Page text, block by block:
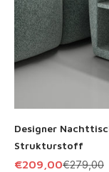
Designer
Strukturstoff
Angebot
€209,00Regulärer
€279,00